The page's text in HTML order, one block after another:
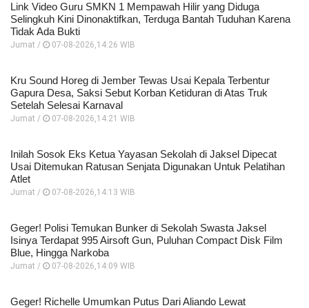
Link Video Guru SMKN 1 Mempawah Hilir yang Diduga
Selingkuh Kini Dinonaktifkan, Terduga Bantah Tuduhan Karena
Tidak Ada Bukti
Jumat / 07-08-2026,14:26 WIB
Kru Sound Horeg di Jember Tewas Usai Kepala Terbentur
Gapura Desa, Saksi Sebut Korban Ketiduran di Atas Truk
Setelah Selesai Karnaval
Jumat / 07-08-2026,14:21 WIB
Inilah Sosok Eks Ketua Yayasan Sekolah di Jaksel Dipecat
Usai Ditemukan Ratusan Senjata Digunakan Untuk Pelatihan
Atlet
Jumat / 07-08-2026,14:13 WIB
Geger! Polisi Temukan Bunker di Sekolah Swasta Jaksel
Isinya Terdapat 995 Airsoft Gun, Puluhan Compact Disk Film
Blue, Hingga Narkoba
Jumat / 07-08-2026,14:09 WIB
Geger! Richelle Umumkan Putus Dari Aliando Lewat